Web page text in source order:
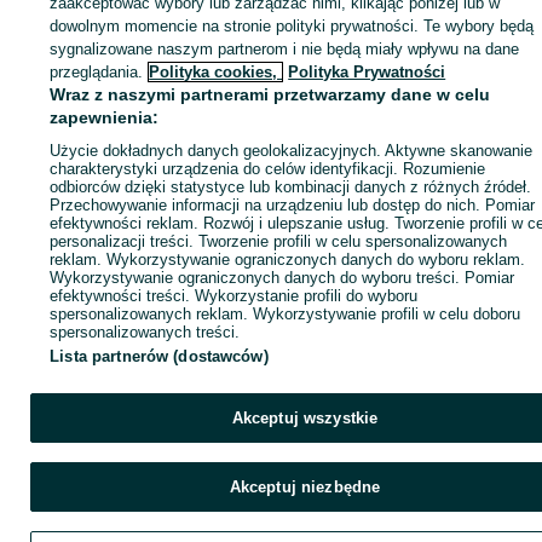
ID:635056967 Wyświetlenia:
Zadzwoń / SMS
dowolnym momencie na stronie polityki prywatności. Te wybory będą
sygnalizowane naszym partnerom i nie będą miały wpływu na dane
przeglądania. Polityka cookies, Polityka Prywatności
Wraz z naszymi partnerami przetwarzamy dane w celu
zapewnienia:
Użycie dokładnych danych geolokalizacyjnych. Aktywne skanowanie
charakterystyki urządzenia do celów identyfikacji. Rozumienie
odbiorców dzięki statystyce lub kombinacji danych z różnych źródeł.
Przechowywanie informacji na urządzeniu lub dostęp do nich. Pomiar
efektywności reklam. Rozwój i ulepszanie usług. Tworzenie profili w
personalizacji treści. Tworzenie profili w celu spersonalizowanych
reklam. Wykorzystywanie ograniczonych danych do wyboru reklam.
Wykorzystywanie ograniczonych danych do wyboru treści. Pomiar
efektywności treści. Wykorzystanie profili do wyboru
spersonalizowanych reklam. Wykorzystywanie profili w celu doboru
spersonalizowanych treści.
Lista partnerów (dostawców)
Akceptuj wszystkie
Akceptuj niezbędne